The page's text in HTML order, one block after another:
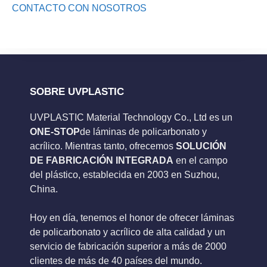
CONTACTO CON NOSOTROS
SOBRE UVPLASTIC
UVPLASTIC Material Technology Co., Ltd es un
ONE-STOPde láminas de policarbonato y
acrílico. Mientras tanto, ofrecemos SOLUCIÓN
DE FABRICACIÓN INTEGRADA en el campo
del plástico, establecida en 2003 en Suzhou,
China.
Hoy en día, tenemos el honor de ofrecer láminas
de policarbonato y acrílico de alta calidad y un
servicio de fabricación superior a más de 2000
clientes de más de 40 países del mundo.